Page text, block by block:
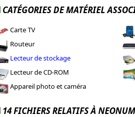
CATÉGORIES DE MATÉRIEL
Carte TV
Routeur
Lecteur de stockage
Lecteur de CD-ROM
Appareil photo et caméra
14 FICHIERS RELATIFS À